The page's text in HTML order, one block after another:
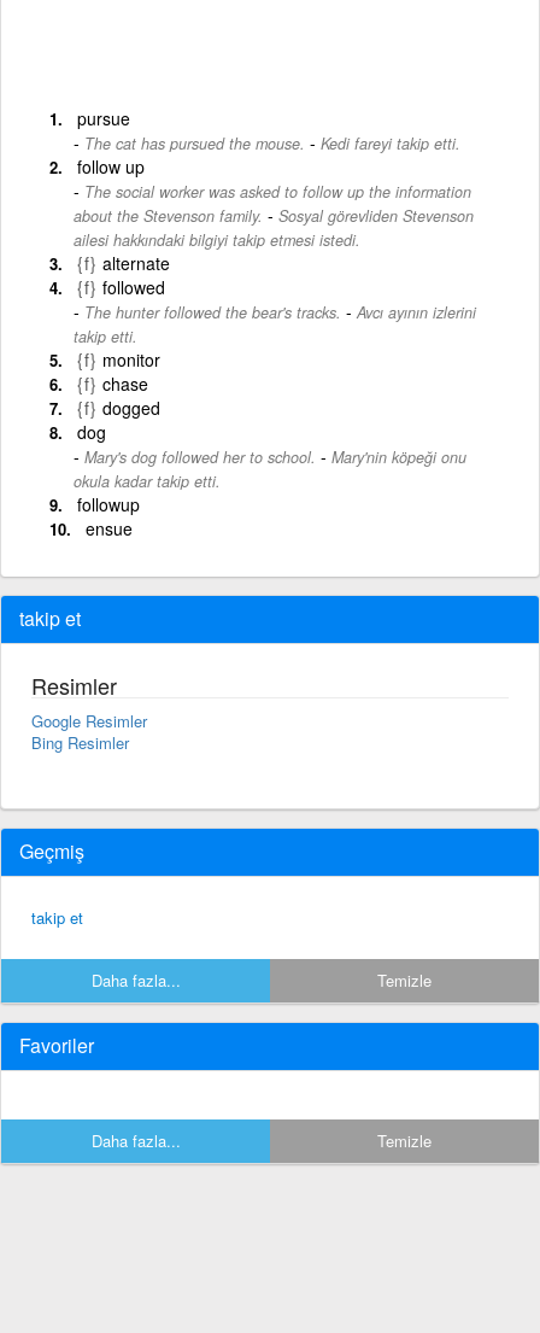
pursue
The cat has pursued the mouse. - Kedi fareyi takip etti.
follow up
The social worker was asked to follow up the information
about the Stevenson family. - Sosyal görevliden Stevenson
ailesi hakkındaki bilgiyi takip etmesi istedi.
{f} alternate
{f} followed
The hunter followed the bear's tracks. - Avcı ayının izlerini
takip etti.
{f} monitor
{f} chase
{f} dogged
dog
Mary's dog followed her to school. - Mary'nin köpeği onu
okula kadar takip etti.
followup
ensue
takip et
Resimler
Google Resimler
Bing Resimler
Geçmiş
takip et
Daha fazla... Temizle
Favoriler
Daha fazla... Temizle